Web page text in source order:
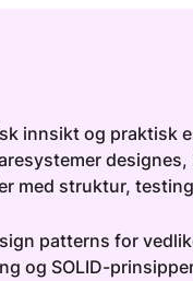
innsikt og praktisk
med struktur,
patterns for
og SOLID-